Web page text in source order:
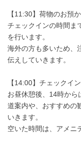
【11:30】荷物のお預
チェックインの時間ま
を行います。
海外の方も多いため、
伝えしていきます。
【14:00】チェックイ
お昼休憩後、14時から
道案内や、おすすめの
いきます。
空いた時間は、アメニ